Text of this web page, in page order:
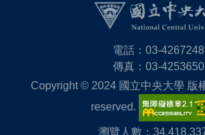
電話：03-4267248
傳真：03-4253650
Copyright © 2024 國立中央大學 版
reserved.
瀏覽人數：